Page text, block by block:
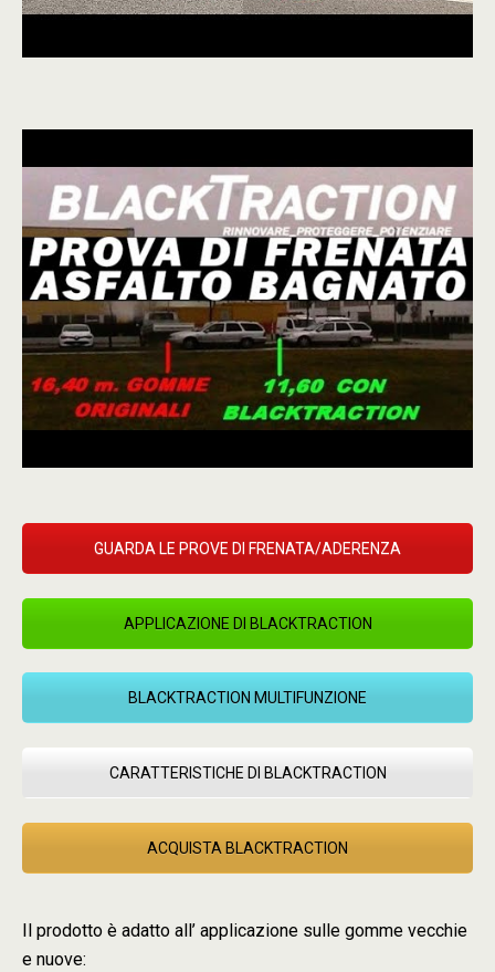
GUARDA LE PROVE DI FRENATA/ADERENZA
APPLICAZIONE DI BLACKTRACTION
BLACKTRACTION MULTIFUNZIONE
CARATTERISTICHE DI BLACKTRACTION
ACQUISTA BLACKTRACTION
Il prodotto è adatto all’ applicazione sulle gomme vecchie
e nuove: